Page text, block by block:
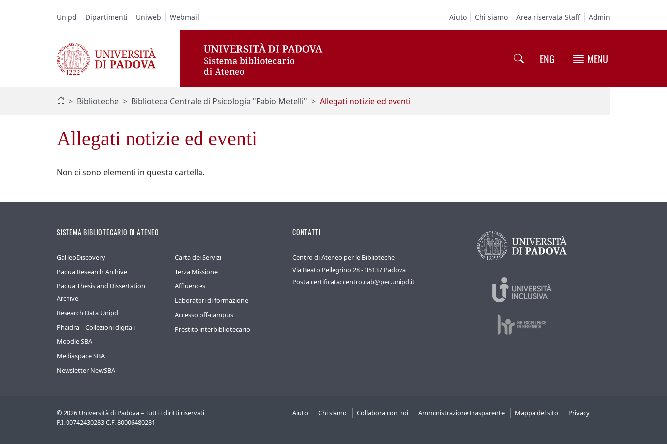
Unipd Dipartimenti Uniweb Webmail Aiuto Chi siamo Area riservata Staff Admin
ENG MENU
Biblioteche Biblioteca Centrale di Psicologia "Fabio Metelli" Allegati notizie ed eventi
Allegati notizie ed eventi
Non ci sono elementi in questa cartella.
SISTEMA BIBLIOTECARIO DI ATENEO
GalileoDiscovery
Padua Research Archive
Padua Thesis and Dissertation
Archive
Research Data Unipd
Phaidra – Collezioni digitali
Moodle SBA
Mediaspace SBA
Newsletter NewSBA
Carta dei Servizi
Terza Missione
Affluences
Laboratori di formazione
Accesso off-campus
Prestito interbibliotecario
CONTATTI
Centro di Ateneo per le Biblioteche
Via Beato Pellegrino 28 - 35137 Padova
Posta certificata: centro.cab@pec.unipd.it
© 2026 Università di Padova – Tutti i diritti riservati
P.I. 00742430283 C.F. 80006480281
Aiuto Chi siamo Collabora con noi Amministrazione trasparente Mappa del sito Privacy